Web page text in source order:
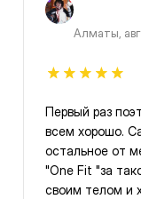
Алматы,
Первый раз
всем хорошо.
остальное от
"One Fit "за
своим телом и